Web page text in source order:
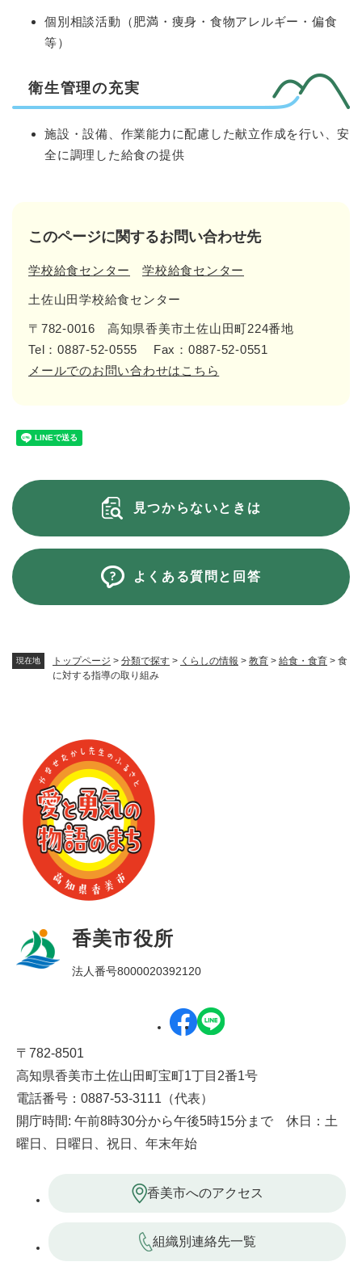
現在地 トップページ > 分類で探す > くらしの情報 > 教育 > 給食・食育 > 食
に対する指導の取り組み
個別相談活動（肥満・痩身・食物アレルギー・偏食
等）
衛生管理の充実
施設・設備、作業能力に配慮した献立作成を行い、安
全に調理した給食の提供
このページに関するお問い合わせ先
学校給食センター 学校給食センター
土佐山田学校給食センター
〒782-0016
高知県香美市土佐山田町224番地
Tel：0887-52-0555
Fax：0887-52-0551
メールでのお問い合わせはこちら
見つからないときは
よくある質問と回答
香美市役所
法人番号8000020392120
〒782-8501
高知県香美市土佐山田町宝町1丁目2番1号
電話番号：0887-53-3111（代表）
開庁時間: 午前8時30分から午後5時15分まで 休日：土
曜日、日曜日、祝日、年末年始
香美市へのアクセス
組織別連絡先一覧